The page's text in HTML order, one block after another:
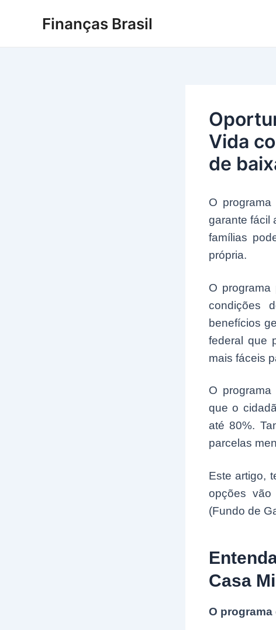
Finanças Brasil
Vida
de
O
garante fácil
famílias
própria.
O programa
condições
benefícios
federal que
mais fáceis
O
que o
até 80%.
parcelas
Este artigo,
opções
(Fundo de
Casa
O